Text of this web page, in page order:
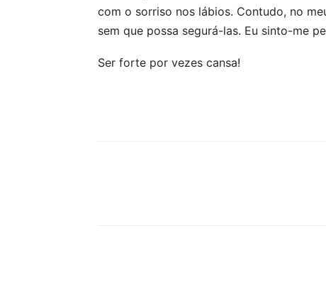
com o sorriso nos lábios. Contudo, no
sem que possa segurá-las. Eu sinto-me
Ser forte por vezes cansa!